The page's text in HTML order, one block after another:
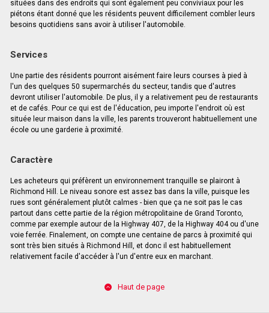
situées dans des endroits qui sont également peu conviviaux pour les
piétons étant donné que les résidents peuvent difficilement combler leurs
besoins quotidiens sans avoir à utiliser l'automobile.
Services
Une partie des résidents pourront aisément faire leurs courses à pied à
l'un des quelques 50 supermarchés du secteur, tandis que d'autres
devront utiliser l'automobile. De plus, il y a relativement peu de restaurants
et de cafés. Pour ce qui est de l'éducation, peu importe l'endroit où est
située leur maison dans la ville, les parents trouveront habituellement une
école ou une garderie à proximité.
Caractère
Les acheteurs qui préfèrent un environnement tranquille se plairont à
Richmond Hill. Le niveau sonore est assez bas dans la ville, puisque les
rues sont généralement plutôt calmes - bien que ça ne soit pas le cas
partout dans cette partie de la région métropolitaine de Grand Toronto,
comme par exemple autour de la Highway 407, de la Highway 404 ou d'une
voie ferrée. Finalement, on compte une centaine de parcs à proximité qui
sont très bien situés à Richmond Hill, et donc il est habituellement
relativement facile d'accéder à l'un d'entre eux en marchant.
Haut de page